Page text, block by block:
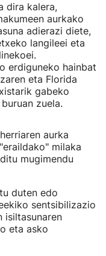
dira kalera,
aurkako
adierazi diete,
langileei eta
erdiguneko hainbat
eta Florida
gabeko
zuela.
aurka
milaka
mugimendu
duten edo
sentsibilizazio
isiltasunaren
eta asko